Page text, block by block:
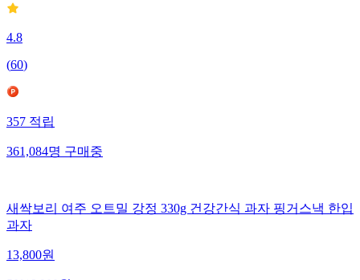
4.8
(60)
357적립
361,084명구매중
새싹보리 여주 오트밀 강정 330g 건강간식 과자 핑거스낵 한입
과자
13,800원